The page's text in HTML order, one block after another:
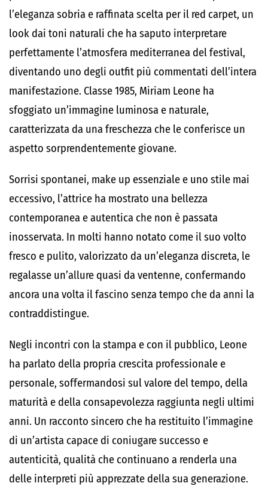
l’eleganza sobria e raffinata scelta per il red carpet, un
look dai toni naturali che ha saputo interpretare
perfettamente l’atmosfera mediterranea del festival,
diventando uno degli outfit più commentati dell’intera
manifestazione. Classe 1985, Miriam Leone ha
sfoggiato un’immagine luminosa e naturale,
caratterizzata da una freschezza che le conferisce un
aspetto sorprendentemente giovane.
Sorrisi spontanei, make up essenziale e uno stile mai
eccessivo, l’attrice ha mostrato una bellezza
contemporanea e autentica che non è passata
inosservata. In molti hanno notato come il suo volto
fresco e pulito, valorizzato da un’eleganza discreta, le
regalasse un’allure quasi da ventenne, confermando
ancora una volta il fascino senza tempo che da anni la
contraddistingue.
Negli incontri con la stampa e con il pubblico, Leone
ha parlato della propria crescita professionale e
personale, soffermandosi sul valore del tempo, della
maturità e della consapevolezza raggiunta negli ultimi
anni. Un racconto sincero che ha restituito l’immagine
di un’artista capace di coniugare successo e
autenticità, qualità che continuano a renderla una
delle interpreti più apprezzate della sua generazione.